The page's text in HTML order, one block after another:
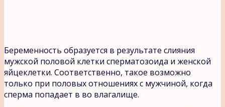
Беременность образуется в результате слияния
мужской половой клетки сперматозоида и женской
яйцеклетки. Соответственно, такое возможно
только при половых отношениях с мужчиной, когда
сперма попадает в во влагалище.